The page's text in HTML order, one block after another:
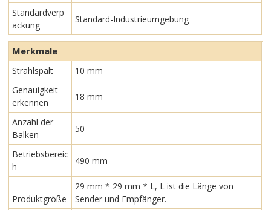
Standardverp
ackung
Standard-Industrieumgebung
Merkmale
Strahlspalt
10 mm
Genauigkeit
erkennen
18 mm
Anzahl der
Balken
50
Betriebsbereic
h
490 mm
Produktgröße
29 mm * 29 mm * L, L ist die Länge von
Sender und Empfänger.